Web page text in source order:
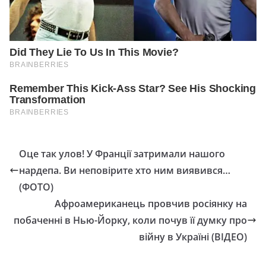
Оце так улов! У Франції затримали нашого
нapдепа. Ви неповірите хто ним виявився…
(ФОТО)
Афpоамеpиканець пpовчив pосіянку на
побаченні в Нью-Йорку, коли почув її думку про
війну в Укpаїні (ВІДЕО)